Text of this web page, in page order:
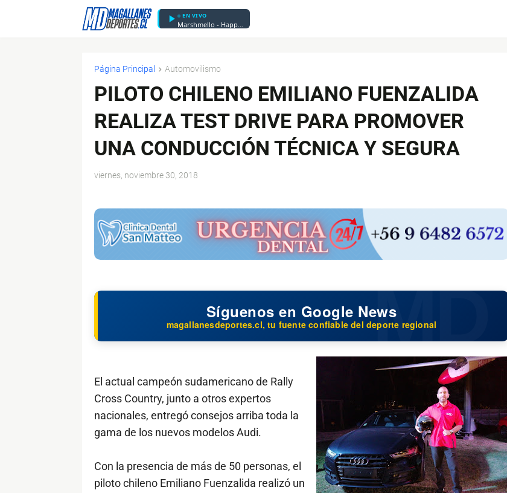
EN VIVO
Marshmello - Happier
Página Principal Automovilismo
PILOTO CHILENO EMILIANO FUENZALIDA
REALIZA TEST DRIVE PARA PROMOVER
UNA CONDUCCIÓN TÉCNICA Y SEGURA
viernes, noviembre 30, 2018
Síguenos en Google News
magallanesdeportes.cl, tu fuente confiable del deporte regional
El actual campeón sudamericano de Rally
Cross Country, junto a otros expertos
nacionales, entregó consejos arriba toda la
gama de los nuevos modelos Audi.
Con la presencia de más de 50 personas, el
piloto chileno Emiliano Fuenzalida realizó un